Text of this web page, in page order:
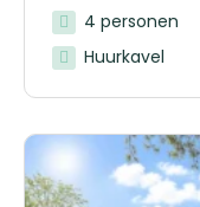
4 personen
Huurkavel